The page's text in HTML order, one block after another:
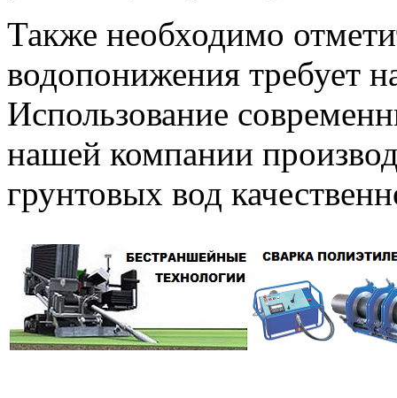
Также необходимо
водопонижения требует
Использование
нашей компании
грунтовых вод